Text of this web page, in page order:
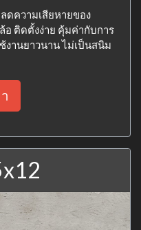
ดความเสียหายของ
ติดตั้งง่าย คุ้มค่ากับการ
งานยาวนาน ไม่เป็นสนิม